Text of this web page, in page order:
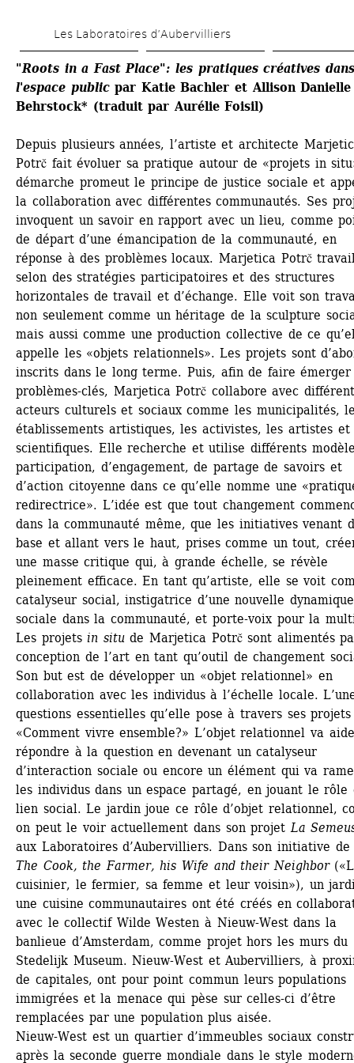
au
contenu
principal
Les Laboratoires d’Aubervilliers
"Roots in a Fast Place": les pratiques créatives dans
l'espace publicpar Katie Bachler et Allison Danielle
Behrstock* (traduit par Aurélie Foisil)
Depuis plusieurs années, l’artiste et architecte
Potrč fait évoluer sa pratique autour de «projets in
démarche promeut le principe de justice sociale et
la collaboration avec différentes communautés. Ses
invoquent un savoir en rapport avec un lieu, comme
de départ d’une émancipation de la communauté, en
réponse à des problèmes locaux. Marjetica Potrč
selon des stratégies participatoires et des structures
horizontales de travail et d’échange. Elle voit son
non seulement comme un héritage de la sculpture
mais aussi comme une production collective de ce
appelle les «objets relationnels». Les projets sont
inscrits dans le long terme. Puis, afin de faire émerger
problèmes-clés, Marjetica Potrč collabore avec
acteurs culturels et sociaux comme les municipalités,
établissements artistiques, les activistes, les artistes et
scientifiques. Elle recherche et utilise différents
participation, d’engagement, de partage de savoirs et
d’action citoyenne dans ce qu’elle nomme une
redirectrice». L’idée est que tout changement
dans la communauté même, que les initiatives venant
base et allant vers le haut, prises comme un tout,
une masse critique qui, à grande échelle, se révèle
pleinement efficace. En tant qu’artiste, elle se voit
catalyseur social, instigatrice d’une nouvelle dynamique
sociale dans la communauté, et porte-voix pour la
Les projets in situde Marjetica Potrč sont alimentés
conception de l’art en tant qu’outil de changement
Son but est de développer un «objet relationnel» en
collaboration avec les individus à l’échelle locale.
questions essentielles qu’elle pose à travers ses
«Comment vivre ensemble?» L’objet relationnel va
répondre à la question en devenant un catalyseur
d’interaction sociale ou encore un élément qui va
les individus dans un espace partagé, en jouant le rôle
lien social. Le jardin joue ce rôle d’objet relationnel,
on peut le voir actuellement dans son projet La
aux Laboratoires d’Aubervilliers. Dans son initiative de
The Cook, the Farmer, his Wife and their Neighbor
cuisinier, le fermier, sa femme et leur voisin»), un
une cuisine communautaires ont été créés en
avec le collectif Wilde Westen à Nieuw-West dans la
banlieue d’Amsterdam, comme projet hors les murs du
Stedelijk Museum. Nieuw-West et Aubervilliers, à
de capitales, ont pour point commun leurs populations
immigrées et la menace qui pèse sur celles-ci d’être
remplacées par une population plus aisée.
Nieuw-West est un quartier d’immeubles sociaux
après la seconde guerre mondiale dans le style